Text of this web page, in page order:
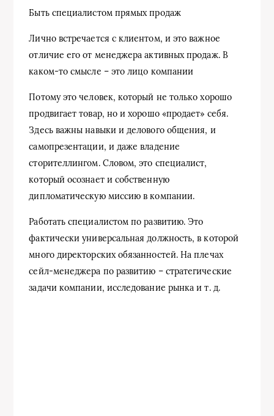
Быть специалистом прямых продаж
Лично встречается с клиентом, и это важное
отличие его от менеджера активных продаж. В
каком-то смысле – это лицо компании
Потому это человек, который не только хорошо
продвигает товар, но и хорошо «продает» себя.
Здесь важны навыки и делового общения, и
самопрезентации, и даже владение
сторителлингом. Словом, это специалист,
который осознает и собственную
дипломатическую миссию в компании.
Работать специалистом по развитию. Это
фактически универсальная должность, в которой
много директорских обязанностей. На плечах
сейл-менеджера по развитию – стратегические
задачи компании, исследование рынка и т. д.